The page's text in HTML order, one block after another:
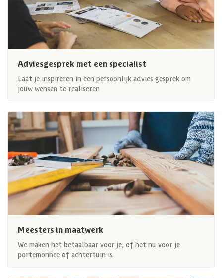
Adviesgesprek met een specialist
Laat je inspireren in een persoonlijk advies gesprek om
jouw wensen te realiseren
Meesters in maatwerk
We maken het betaalbaar voor je, of het nu voor je
portemonnee of achtertuin is.